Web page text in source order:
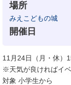
場所
みえこどもの城
開催日
11月24日（月・休）
※天気が良ければイ
対象 小学生から